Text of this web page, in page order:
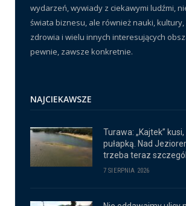
wydarzeń, wywiady z ciekawymi ludźmi,
świata biznesu, ale również nauki,
zdrowia i wielu innych interesujących
pewnie, zawsze konkretnie.
NAJCIEKAWSZE
Turawa: „Kajtek”
pułapką. Nad
trzeba teraz
7 SIERPNIA 2026